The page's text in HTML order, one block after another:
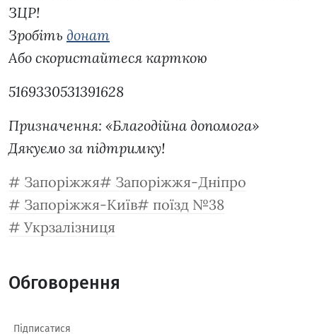
ЗЦР!
Зробіть донат
Або скористайтеся карткою
5169330531391628
Призначення: «Благодійна допомога»
Дякуємо за підтримку!
Запоріжжя
Запоріжжя-Дніпро
Запоріжжя-Київ
поїзд №38
Укрзалізниця
Обговорення
Підписатися